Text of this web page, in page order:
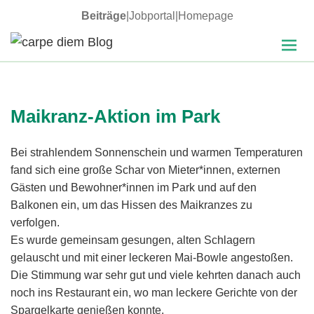
Beiträge| Jobportal Homepage
MENÜ
Maikranz-Aktion im Park
Bei strahlendem Sonnenschein und warmen Temperaturen
fand sich eine große Schar von Mieter*innen, externen
Gästen und Bewohner*innen im Park und auf den
Balkonen ein, um das Hissen des Maikranzes zu
verfolgen.
Es wurde gemeinsam gesungen, alten Schlagern
gelauscht und mit einer leckeren Mai-Bowle angestoßen.
Die Stimmung war sehr gut und viele kehrten danach auch
noch ins Restaurant ein, wo man leckere Gerichte von der
Spargelkarte genießen konnte.